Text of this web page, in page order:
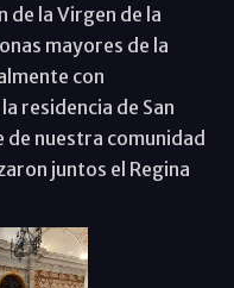
de la Virgen de la
mayores de la
con
residencia de San
de nuestra comunidad
juntos el Regina